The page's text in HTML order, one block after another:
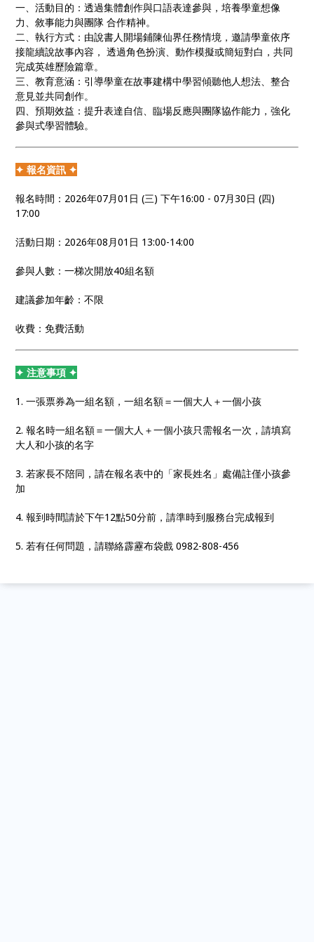
一、活動目的：透過集體創作與口語表達參與，培養學童想像
力、敘事能力與團隊 合作精神。
二、執行方式：由說書人開場鋪陳仙界任務情境，邀請學童依序
接龍續說故事內容， 透過角色扮演、動作模擬或簡短對白，共同
完成英雄歷險篇章。
三、教育意涵：引導學童在故事建構中學習傾聽他人想法、整合
意見並共同創作。
四、預期效益：提升表達自信、臨場反應與團隊協作能力，強化
參與式學習體驗。
✦ 報名資訊 ✦
報名時間：2026年07月01日 (三) 下午16:00 - 07月30日 (四)
17:00
活動日期：2026年08月01日 13:00-14:00
參與人數：一梯次開放40組名額
建議參加年齡：不限
收費：免費活動
✦ 注意事項 ✦
1. 一張票券為一組名額，一組名額＝一個大人＋一個小孩
2. 報名時一組名額＝一個大人＋一個小孩只需報名一次，請填寫
大人和小孩的名字
3. 若家長不陪同，請在報名表中的「家長姓名」處備註僅小孩參
加
4. 報到時間請於下午12點50分前，請準時到服務台完成報到
5. 若有任何問題，請聯絡霹靂布袋戲 0982-808-456